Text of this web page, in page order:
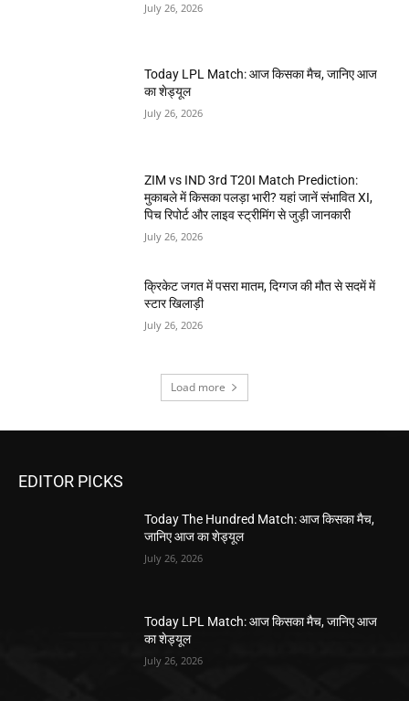
July 26, 2026
Today LPL Match: आज किसका मैच, जानिए आज
का शेड्यूल
July 26, 2026
ZIM vs IND 3rd T20I Match Prediction:
मुकाबले में किसका पलड़ा भारी? यहां जानें संभावित XI,
पिच रिपोर्ट और लाइव स्ट्रीमिंग से जुड़ी जानकारी
July 26, 2026
क्रिकेट जगत में पसरा मातम, दिग्गज की मौत से सदमें में
स्टार खिलाड़ी
July 26, 2026
Load more
EDITOR PICKS
Today The Hundred Match: आज किसका मैच,
जानिए आज का शेड्यूल
July 26, 2026
Today LPL Match: आज किसका मैच, जानिए आज
का शेड्यूल
July 26, 2026